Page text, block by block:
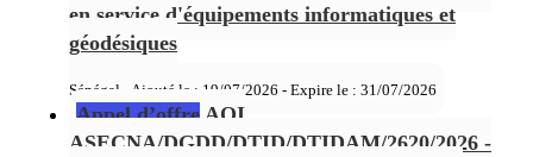
en service d'équipements informatiques et
géodésiques
Sénégal - Ajouté le : 19/07/2026 - Expire le : 31/07/2026
Appel d’offre AOI
ASECNA/DGDD/DTID/DTIDAM/2620/2026 -